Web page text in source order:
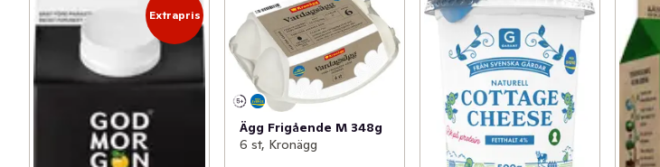
Extrapris
Ägg Frigående M 348g
6 st, Kronägg